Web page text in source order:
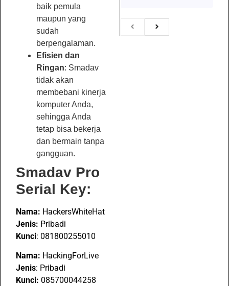
baik pemula
maupun yang
sudah
berpengalaman.
Efisien dan
Ringan: Smadav
tidak akan
membebani kinerja
komputer Anda,
sehingga Anda
tetap bisa bekerja
dan bermain tanpa
gangguan.
Smadav Pro
Serial Key:
Nama: HackersWhiteHat
Jenis: Pribadi
Kunci: 081800255010
Nama: HackingForLive
Jenis: Pribadi
Kunci: 085700044258